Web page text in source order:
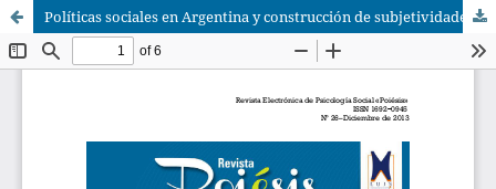
Políticas sociales en Argentina y construcción de subjetividades